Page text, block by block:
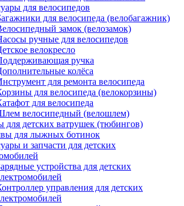
для велосипедов
для велосипеда (велобагажник)
замок (велозамок)
ручные для велосипедов
велокресло
ручка
колёса
для ремонта велосипеда
для велосипеда (велокорзины)
для велосипеда
велосипедный (велошлем)
для детских ватрушек (тюбингов)
для лыжных ботинок
и запчасти для детских
устройства для детских
управления для детских